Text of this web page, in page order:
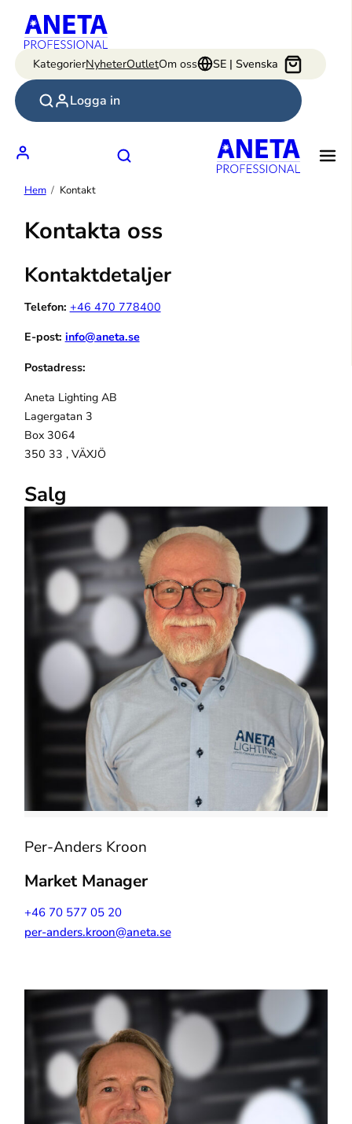
Hoppa
innehåll
KategorierNyheterOutletOm oss SE | Svenska
Logga in
Hem Kontakt
Kontakta oss
Kontaktdetaljer
Telefon: +46 470 778400
E-post: info@aneta.se
Postadress:
Aneta Lighting AB
Lagergatan 3
Box 3064
350 33 , VÄXJÖ
Salg
Per-Anders Kroon
Market Manager
+46 70 577 05 20
per-anders.kroon@aneta.se